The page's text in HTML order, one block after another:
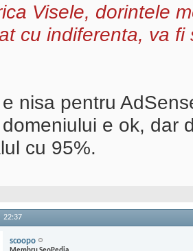
Visele, dorintele
cu indiferenta, va fi
nisa pentru
e ok, dar
cu 95%.
22:37
scoopo